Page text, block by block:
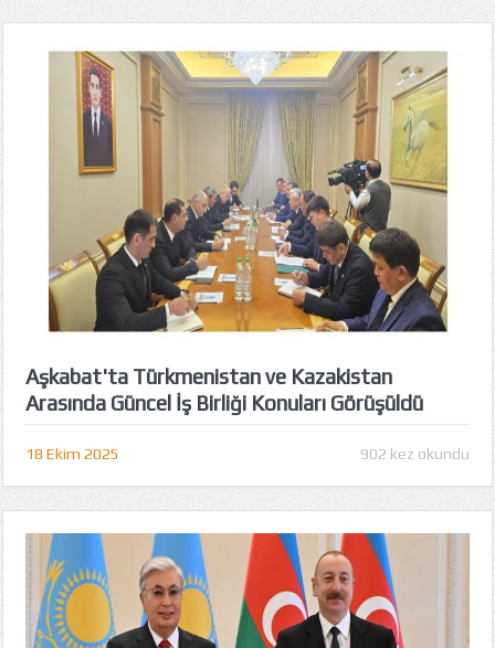
Aşkabat'ta Türkmenistan ve Kazakistan
Arasında Güncel İş Birliği Konuları Görüşüldü
18 Ekim 2025 902 kez okundu